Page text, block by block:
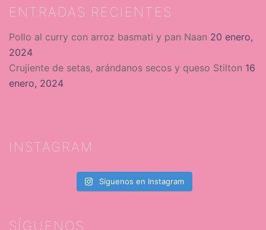
ENTRADAS RECIENTES
Pollo al curry con arroz basmati y pan Naan 20 enero,
2024
Crujiente de setas, arándanos secos y queso Stilton 16
enero, 2024
INSTAGRAM
Síguenos en Instagram
SÍGUENOS